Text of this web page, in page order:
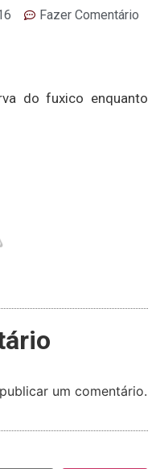
Fazer Comentário
do fuxico enquanto
um comentário.